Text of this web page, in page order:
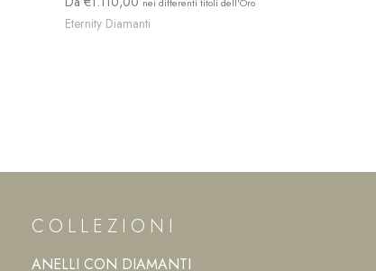
Eternity Diamanti
COLLEZIONI
ANELLI CON DIAMANTI